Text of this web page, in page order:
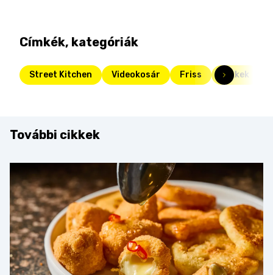
Címkék, kategóriák
Street Kitchen Videokosár Friss Cikkek
További cikkek